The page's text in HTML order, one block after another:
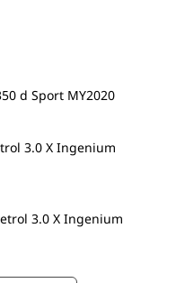
d Sport MY2020
3.0 X Ingenium
3.0 X Ingenium